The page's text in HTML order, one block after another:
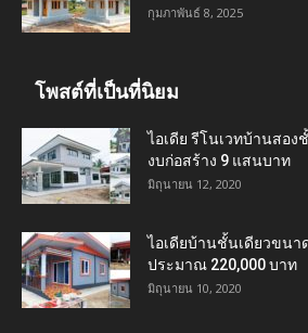
กุมภาพันธ์ 8, 2025
โพสต์ที่เป็นที่นิยม
ไอเดีย รีโนเวทบ้านสอ
งบก่อสร้าง 9 แสนบาท
มิถุนายน 12, 2020
ไอเดียบ้านชั้นเดียวขนา
ประมาณ 220,000 บาท
มิถุนายน 10, 2020